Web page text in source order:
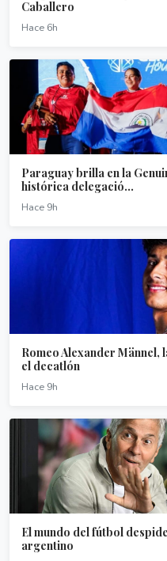
Caballero
Hace 6h
Paraguay brilla en la
histórica delegació...
Hace 9h
Romeo Alexander Männel,
el decatlón
Hace 9h
El mundo del fútbol
argentino